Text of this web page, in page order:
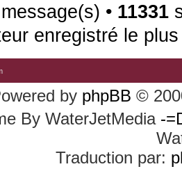
message(s) • 11331
enregistré le
by phpBB ©
By WaterJetMedia -
Traduction par: